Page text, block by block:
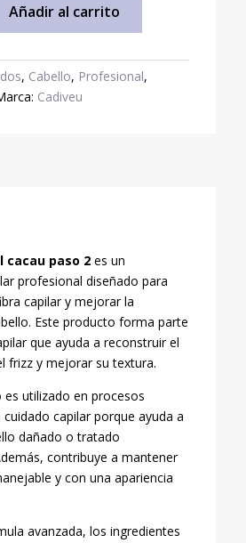
Añadir al carrito
, Cabello, Profesional,
Cadiveu
cacau paso 2es un
profesional diseñado para
capilar y mejorar la
Este producto forma parte
que ayuda a reconstruir el
frizz y mejorar su textura.
utilizado en procesos
capilar porque ayuda a
dañado o tratado
contribuye a mantener
y con una apariencia
avanzada, los ingredientes